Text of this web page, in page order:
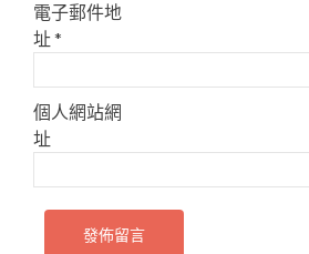
電子郵件地
址*
個人網站網
址